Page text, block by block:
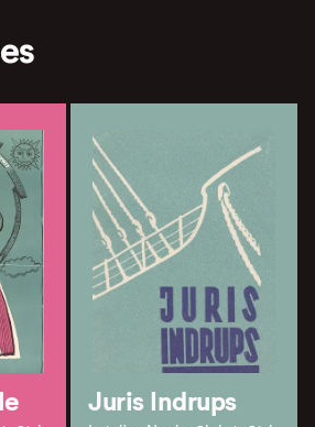
Juris Indrups